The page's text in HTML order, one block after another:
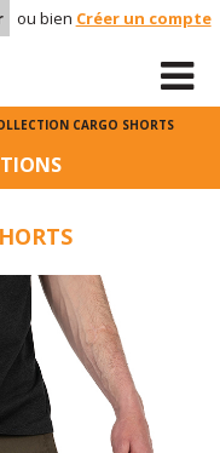
ou bien Créer un compte
CARGO SHORTS